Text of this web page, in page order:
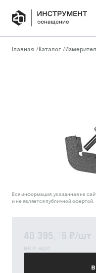
Главная /Каталог /
40 395,76 ₽/шт
вкл ндс
Вся информация, указанная на
и не является публичной офертой.